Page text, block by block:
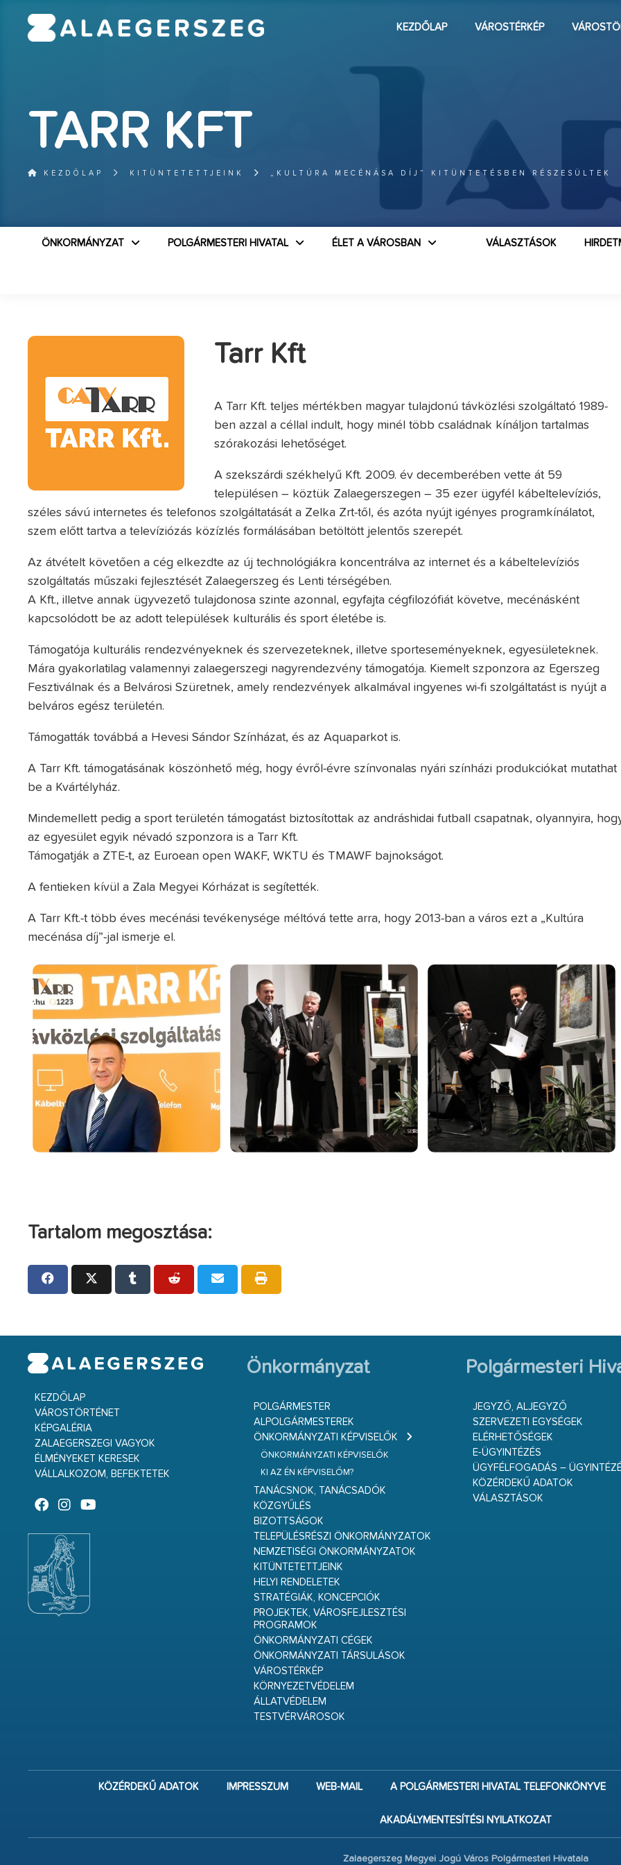
KEZDŐLAP VÁROSTÉRKÉP
TARR KFT
KEZDŐLAP KITÜNTETETTJEINK „KULTÚRA MECÉNÁSA DÍJ” KITÜNTETÉSBEN RÉSZESÜLTEK
ÖNKORMÁNYZAT POLGÁRMESTERI HIVATAL ÉLET A VÁROSBAN VÁLASZTÁSOK
Tarr Kft
A Tarr Kft. teljes mértékben magyar tulajdonú távközlési szolgáltató 1989-
ben azzal a céllal indult, hogy minél több családnak kínáljon tartalmas
szórakozási lehetőséget.
A szekszárdi székhelyű Kft. 2009. év decemberében vette át 59
településen – köztük Zalaegerszegen – 35 ezer ügyfél kábeltelevíziós,
széles sávú internetes és telefonos szolgáltatását a Zelka Zrt-től, és azóta nyújt igényes programkínálatot,
szem előtt tartva a televíziózás közízlés formálásában betöltött jelentős szerepét.
Az átvételt követően a cég elkezdte az új technológiákra koncentrálva az internet és a kábeltelevíziós
szolgáltatás műszaki fejlesztését Zalaegerszeg és Lenti térségében.
A Kft., illetve annak ügyvezető tulajdonosa szinte azonnal, egyfajta cégfilozófiát követve, mecénásként
kapcsolódott be az adott települések kulturális és sport életébe is.
Támogatója kulturális rendezvényeknek és szervezeteknek, illetve sporteseményeknek, egyesületeknek.
Mára gyakorlatilag valamennyi zalaegerszegi nagyrendezvény támogatója. Kiemelt szponzora az Egerszeg
Fesztiválnak és a Belvárosi Szüretnek, amely rendezvények alkalmával ingyenes wi-fi szolgáltatást is nyújt a
belváros egész területén.
Támogatták továbbá a Hevesi Sándor Színházat, és az Aquaparkot is.
A Tarr Kft. támogatásának köszönhető még, hogy évről-évre színvonalas nyári színházi produkciókat mutathat
be a Kvártélyház.
Mindemellett pedig a sport területén támogatást biztosítottak az andráshidai futball csapatnak, olyannyira,
az egyesület egyik névadó szponzora is a Tarr Kft.
Támogatják a ZTE-t, az Euroean open WAKF, WKTU és TMAWF bajnokságot.
A fentieken kívül a Zala Megyei Kórházat is segítették.
A Tarr Kft.-t több éves mecénási tevékenysége méltóvá tette arra, hogy 2013-ban a város ezt a „Kultúra
mecénása díj”-jal ismerje el.
Tartalom megosztása:
KEZDŐLAP
VÁROSTÖRTÉNET
KÉPGALÉRIA
ZALAEGERSZEGI VAGYOK
ÉLMÉNYEKET KERESEK
VÁLLALKOZOM, BEFEKTETEK
Önkormányzat
POLGÁRMESTER
ALPOLGÁRMESTEREK
ÖNKORMÁNYZATI KÉPVISELŐK
ÖNKORMÁNYZATI KÉPVISELŐK
KI AZ ÉN KÉPVISELŐM?
TANÁCSNOK, TANÁCSADÓK
KÖZGYŰLÉS
BIZOTTSÁGOK
TELEPÜLÉSRÉSZI ÖNKORMÁNYZATOK
NEMZETISÉGI ÖNKORMÁNYZATOK
KITÜNTETETTJEINK
HELYI RENDELETEK
STRATÉGIÁK, KONCEPCIÓK
PROJEKTEK, VÁROSFEJLESZTÉSI
PROGRAMOK
ÖNKORMÁNYZATI CÉGEK
ÖNKORMÁNYZATI TÁRSULÁSOK
VÁROSTÉRKÉP
KÖRNYEZETVÉDELEM
ÁLLATVÉDELEM
TESTVÉRVÁROSOK
Polgármesteri
JEGYZŐ, ALJEGYZŐ
SZERVEZETI EGYSÉGEK
ELÉRHETŐSÉGEK
E-ÜGYINTÉZÉS
ÜGYFÉLFOGADÁS –
KÖZÉRDEKŰ ADATOK
VÁLASZTÁSOK
KÖZÉRDEKŰ ADATOK IMPRESSZUM WEB-MAIL A POLGÁRMESTERI HIVATAL TELEFONKÖNYVE
AKADÁLYMENTESÍTÉSI NYILATKOZAT
Zalaegerszeg Megyei Jogú Város Polgármesteri Hivatala